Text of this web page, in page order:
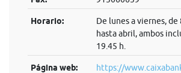
Horario:
De lunes a viernes,
hasta abril, ambos
19.45 h.
Página web: https://